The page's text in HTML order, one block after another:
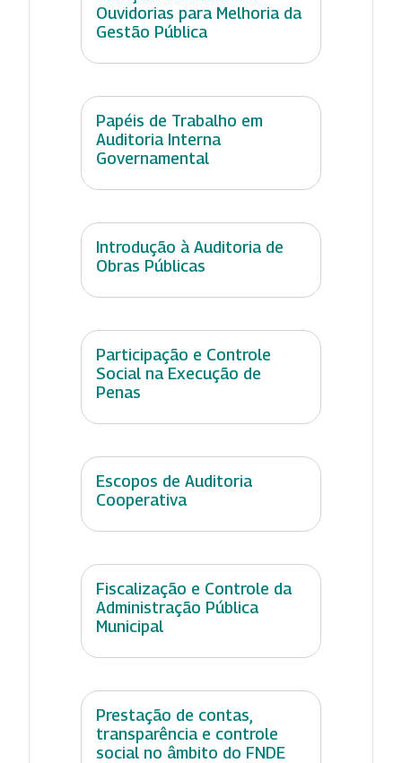
Ouvidorias para Melhoria da
Gestão Pública
Papéis de Trabalho em
Auditoria Interna
Governamental
Introdução à Auditoria de
Obras Públicas
Participação e Controle
Social na Execução de
Penas
Escopos de Auditoria
Cooperativa
Fiscalização e Controle da
Administração Pública
Municipal
Prestação de contas,
transparência e controle
social no âmbito do FNDE